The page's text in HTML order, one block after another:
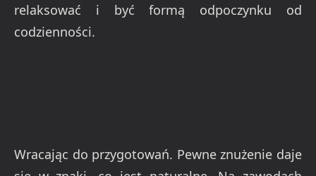
relaksować i być formą odpoczynku od
codzienności.
Wracając do przygotowań. Pewne znużenie daje